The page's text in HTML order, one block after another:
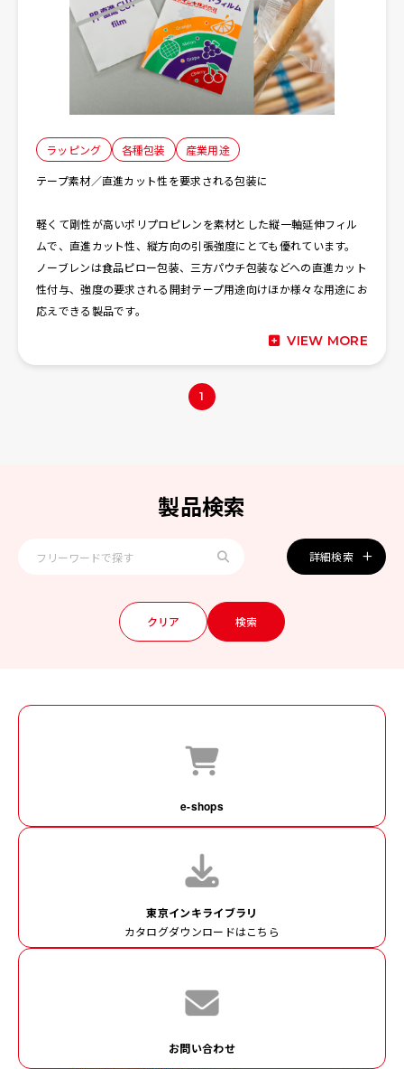
ラッピング 各種包装
産業⽤途
テープ素材／直進カット性を要求される包装に
軽くて剛性が高いポリプロピレンを素材とした縦一軸延伸フィル
ムで、直進カット性、縦方向の引張強度にとても優れています。
ノーブレンは食品ピロー包装、三方パウチ包装などへの直進カット
性付与、強度の要求される開封テープ用途向けほか様々な用途にお
応えできる製品です。
VIEW MORE
1
製品検索
詳細検索
e-shops
東京インキライブラリ
カタログダウンロードはこちら
お問い合わせ